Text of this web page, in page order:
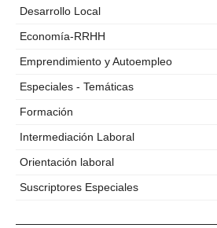
Desarrollo Local
Economía-RRHH
Emprendimiento y Autoempleo
Especiales - Temáticas
Formación
Intermediación Laboral
Orientación laboral
Suscriptores Especiales